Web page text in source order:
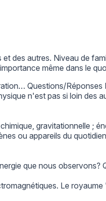
des autres. Niveau de
même dans le
Questions/
n'est pas si loin des
gravitationnelle ;
ou appareils du
que nous observons?
Le